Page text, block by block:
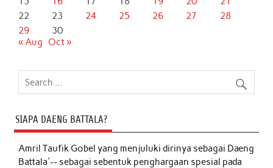
22
23 24 25 26 27
28
29
30
« Aug
Oct »
SIAPA DAENG BATTALA?
Amril Taufik Gobelyang menjuluki dirinya sebagai Daeng
Battala'-- sebagai sebentuk penghargaan spesial pada